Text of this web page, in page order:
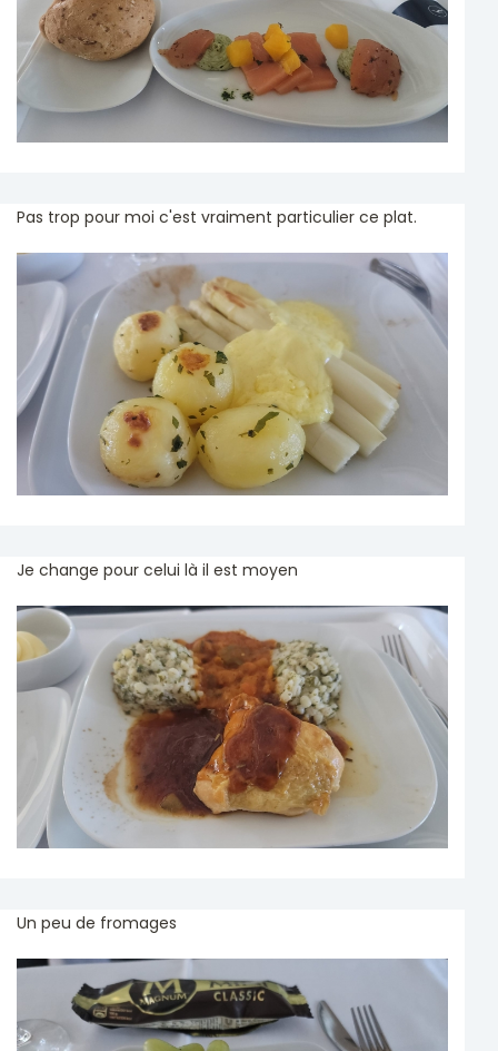
Pas trop pour moi c'est vraiment particulier ce plat.
Je change pour celui là il est moyen
Un peu de fromages